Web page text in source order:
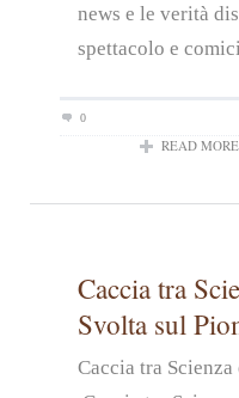
news e le verità
spettacolo e
0
READ MORE
Caccia tra
Svolta sul
Caccia tra